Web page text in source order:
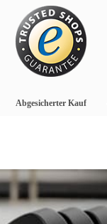
Abgesicherter Kauf